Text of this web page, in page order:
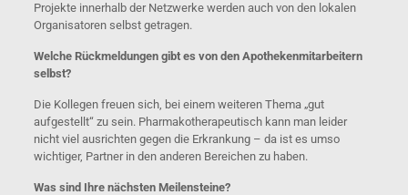
Projekte innerhalb der Netzwerke werden auch von den lokalen
Organisatoren selbst getragen.
Welche Rückmeldungen gibt es von den Apothekenmitarbeitern
selbst?
Die Kollegen freuen sich, bei einem weiteren Thema „gut
aufgestellt“ zu sein. Pharmakotherapeutisch kann man leider
nicht viel ausrichten gegen die Erkrankung – da ist es umso
wichtiger, Partner in den anderen Bereichen zu haben.
Was sind Ihre nächsten Meilensteine?